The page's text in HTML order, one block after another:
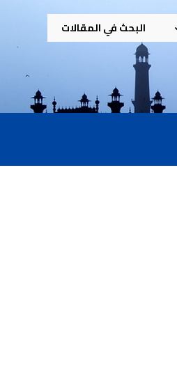
البحث في المقالات